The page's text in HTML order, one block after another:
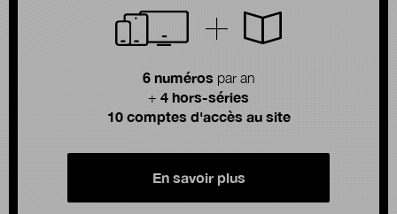
6 numéros par an
+ 4 hors-séries
10 comptes d'accès au site
En savoir plus